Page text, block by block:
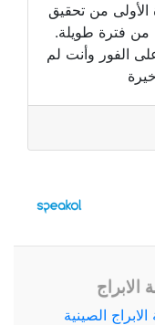
الأولى من تحقيق
من فترة طويلة.
الفور وأنت لم
الابراج
الصينية